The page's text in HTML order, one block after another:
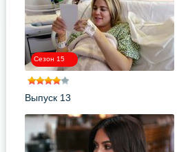
Сезон 15
Выпуск 13